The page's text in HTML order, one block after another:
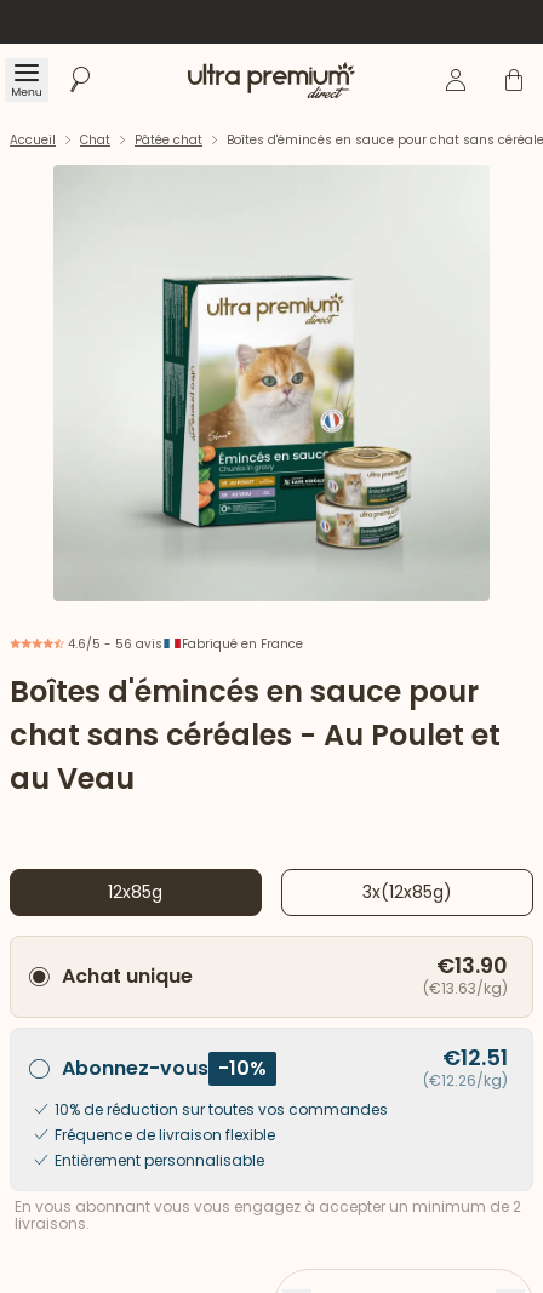
Menu Rechercher Accueil Se Panier
vers le bas
Accueil Chat Pâtée chat Boîtes d'émincés en sauce pour chat sans
4.6/5 - 56 avis Fabriqué en France
Boîtes d'émincés en sauce pour
chat sans céréales - Au Poulet et
au Veau
12x85g 3x(12x85g)
Achat unique €13.90
(€13.63/kg)
Abonnez-vous -10% €12.51
(€12.26/kg)
10% de réduction sur toutes vos commandes
Fréquence de livraison flexible
Entièrement personnalisable
En vous abonnant vous vous engagez à accepter un minimum de 2
livraisons.